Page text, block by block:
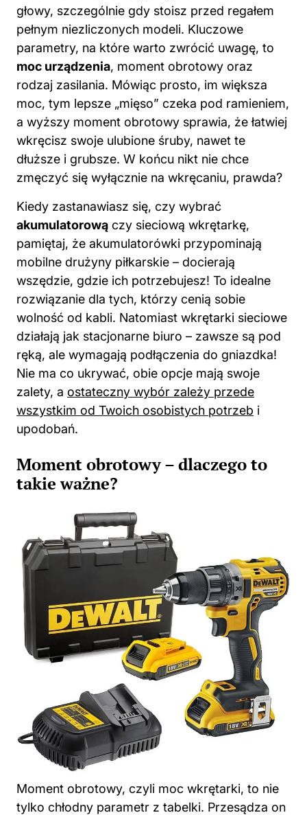
głowy, szczególnie gdy stoisz przed regałem
pełnym niezliczonych modeli. Kluczowe
parametry, na które warto zwrócić uwagę, to
moc urządzenia, moment obrotowy oraz
rodzaj zasilania. Mówiąc prosto, im większa
moc, tym lepsze „mięso” czeka pod ramieniem,
a wyższy moment obrotowy sprawia, że łatwiej
wkręcisz swoje ulubione śruby, nawet te
dłuższe i grubsze. W końcu nikt nie chce
zmęczyć się wyłącznie na wkręcaniu, prawda?
Kiedy zastanawiasz się, czy wybrać
akumulatorową czy sieciową wkrętarkę,
pamiętaj, że akumulatorówki przypominają
mobilne drużyny piłkarskie – docierają
wszędzie, gdzie ich potrzebujesz! To idealne
rozwiązanie dla tych, którzy cenią sobie
wolność od kabli. Natomiast wkrętarki sieciowe
działają jak stacjonarne biuro – zawsze są pod
ręką, ale wymagają podłączenia do gniazdka!
Nie ma co ukrywać, obie opcje mają swoje
zalety, a ostateczny wybór zależy przede
wszystkim od Twoich osobistych potrzeb i
upodobań.
Moment obrotowy – dlaczego to
takie ważne?
Moment obrotowy, czyli moc wkrętarki, to nie
tylko chłodny parametr z tabelki. Przesądza on